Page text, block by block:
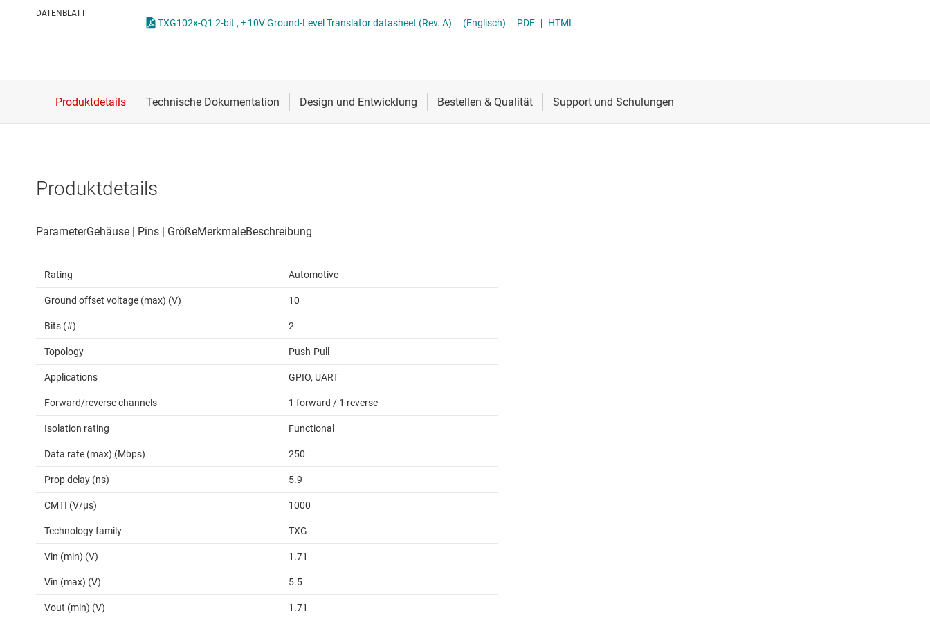
Isolierung Verstärker
DATENBLATT
TXG102x-Q1 2-bit , ± 10V Ground-Level Translator datasheet (Rev. A) (Englisch) PDF | HTML
Produktdetails
Rating Automotive
Ground offset voltage (max) (V) 10
Bits (#) 2
Topology Push-Pull
Applications GPIO, UART
Forward/reverse channels 1 forward / 1 reverse
Isolation rating Functional
Data rate (max) (Mbps) 250
Prop delay (ns) 5.9
CMTI (V/µs) 1000
Technology family TXG
Vin (min) (V) 1.71
Vin (max) (V) 5.5
Vout (min) (V) 1.71